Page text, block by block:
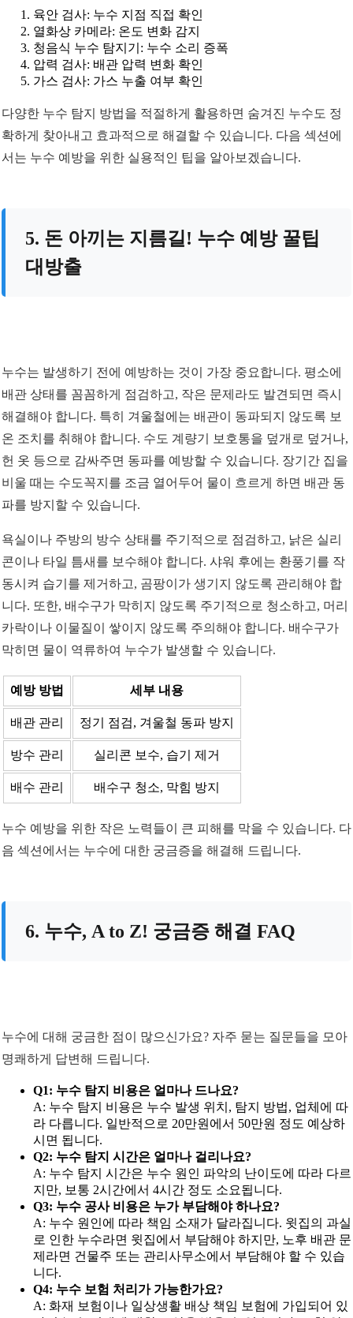
육안 검사: 누수 지점 직접 확인
열화상 카메라: 온도 변화 감지
청음식 누수 탐지기: 누수 소리 증폭
압력 검사: 배관 압력 변화 확인
가스 검사: 가스 누출 여부 확인
다양한 누수 탐지 방법을 적절하게 활용하면 숨겨진 누수도 정
확하게 찾아내고 효과적으로 해결할 수 있습니다. 다음 섹션에
서는 누수 예방을 위한 실용적인 팁을 알아보겠습니다.
5. 돈 아끼는 지름길! 누수 예방 꿀팁
대방출
누수는 발생하기 전에 예방하는 것이 가장 중요합니다. 평소에
배관 상태를 꼼꼼하게 점검하고, 작은 문제라도 발견되면 즉시
해결해야 합니다. 특히 겨울철에는 배관이 동파되지 않도록 보
온 조치를 취해야 합니다. 수도 계량기 보호통을 덮개로 덮거나,
헌 옷 등으로 감싸주면 동파를 예방할 수 있습니다. 장기간 집을
비울 때는 수도꼭지를 조금 열어두어 물이 흐르게 하면 배관 동
파를 방지할 수 있습니다.
욕실이나 주방의 방수 상태를 주기적으로 점검하고, 낡은 실리
콘이나 타일 틈새를 보수해야 합니다. 샤워 후에는 환풍기를 작
동시켜 습기를 제거하고, 곰팡이가 생기지 않도록 관리해야 합
니다. 또한, 배수구가 막히지 않도록 주기적으로 청소하고, 머리
카락이나 이물질이 쌓이지 않도록 주의해야 합니다. 배수구가
막히면 물이 역류하여 누수가 발생할 수 있습니다.
예방 방법 세부 내용
배관 관리 정기 점검, 겨울철 동파 방지
방수 관리 실리콘 보수, 습기 제거
배수 관리 배수구 청소, 막힘 방지
누수 예방을 위한 작은 노력들이 큰 피해를 막을 수 있습니다. 다
음 섹션에서는 누수에 대한 궁금증을 해결해 드립니다.
6. 누수, A to Z! 궁금증 해결 FAQ
누수에 대해 궁금한 점이 많으신가요? 자주 묻는 질문들을 모아
명쾌하게 답변해 드립니다.
Q1: 누수 탐지 비용은 얼마나 드나요?
A: 누수 탐지 비용은 누수 발생 위치, 탐지 방법, 업체에 따
라 다릅니다. 일반적으로 20만원에서 50만원 정도 예상하
시면 됩니다.
Q2: 누수 탐지 시간은 얼마나 걸리나요?
A: 누수 탐지 시간은 누수 원인 파악의 난이도에 따라 다르
지만, 보통 2시간에서 4시간 정도 소요됩니다.
Q3: 누수 공사 비용은 누가 부담해야 하나요?
A: 누수 원인에 따라 책임 소재가 달라집니다. 윗집의 과실
로 인한 누수라면 윗집에서 부담해야 하지만, 노후 배관 문
제라면 건물주 또는 관리사무소에서 부담해야 할 수 있습
니다.
Q4: 누수 보험 처리가 가능한가요?
A: 화재 보험이나 일상생활 배상 책임 보험에 가입되어 있